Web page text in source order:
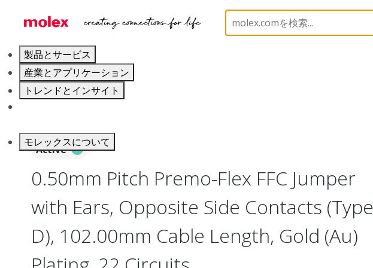
製品とサービス
産業とアプリケーション
トレンドとインサイト
モレックスについて
Flat-Flexible Cable (FFC) 17352 173522422
Active
0.50mm Pitch Premo-Flex FFC Jumper
with Ears, Opposite Side Contacts (Type
D), 102.00mm Cable Length, Gold (Au)